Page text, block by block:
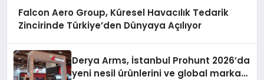
Falcon Aero Group, Küresel Havacılık Tedarik
Zincirinde Türkiye’den Dünyaya Açılıyor
Derya Arms, İstanbul Prohunt 2026’da
yeni nesil ürünlerini ve global marka